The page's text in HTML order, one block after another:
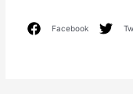
Facebook